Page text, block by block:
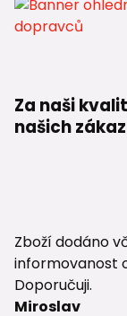
Za naši
našich
Zboží dodáno
informovanost
Doporučuji.
Miroslav